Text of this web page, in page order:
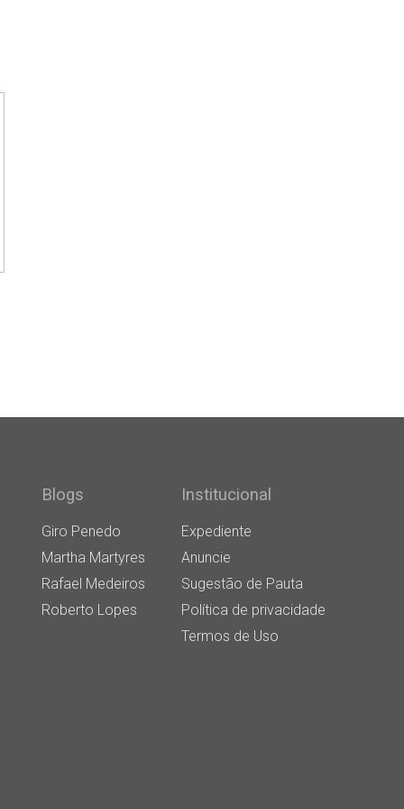
Blogs
Giro Penedo
Martha Martyres
Rafael Medeiros
Roberto Lopes
Institucional
Expediente
Anuncie
Sugestão de Pauta
Política de privacidade
Termos de Uso